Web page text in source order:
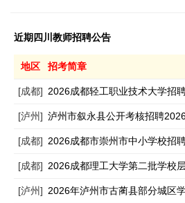
近期四川教师招聘公告
地区 招考简章
[成都]
[泸州]
[成都]
[成都]
[泸州]